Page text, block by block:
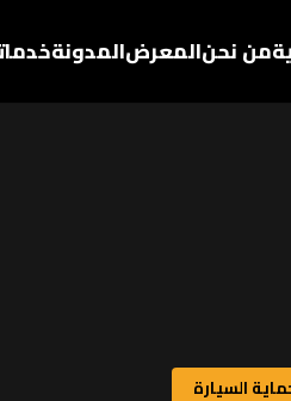
من نحنالمعرضالمدونة
السيارة